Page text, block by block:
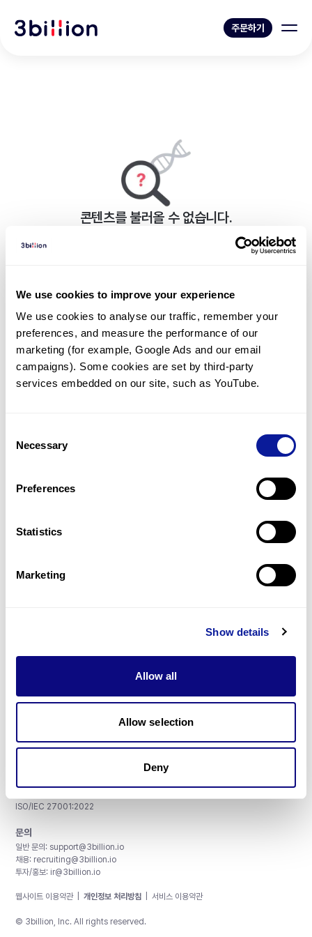
We use cookies to improve your experience
We use cookies to analyse our traffic, remember your
preferences, and measure the performance of our
marketing (for example, Google Ads and our email
campaigns). Some cookies are set by third-party
services embedded on our site, such as YouTube.
Selection
Necessary
Preferences
Statistics
Marketing
Show details
Allow all
Allow selection
Deny
주문하기
콘텐츠를 불러올 수 없습니다.
기술
Gene browser
매달 뉴스레터를 통해 최신 블로그 포스트와 소식을 받아보세요.
주식회사 쓰리빌리언
서울특별시 강남구 테헤란로 415, 8층
사업자등록번호: 290-81-00524
대표이사: 금창원
ISO/IEC 27001:2022
문의
일반 문의: support@3billion.io
채용: recruiting@3billion.io
투자/홍보: ir@3billion.io
웹사이트 이용약관 개인정보 처리방침 서비스 이용약관
© 3billion, Inc. All rights reserved.